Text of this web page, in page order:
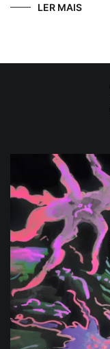
LER MAIS